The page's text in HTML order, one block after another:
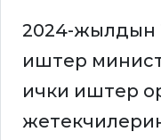
2024-жылдын
иштер
ички иштер